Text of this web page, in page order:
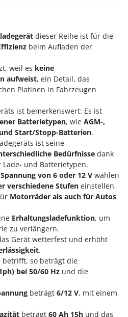
für Traktoren
und Baumschnitt
dieser Reihe ist für die
beim Aufladen der
weil es keine
aufweist, ein Detail, das
Platinen in Fahrzeugen
ist bemerkenswert: Es ist
Batterietypen, wie AGM-,
und Start/Stopp-Batterien.
ist seine
Bedürfnisse dank
und Batterietypen.
Spannung von 6 oder 12 V wählen
verschiedene Stufen einstellen,
Motorräder als auch für Autos
Erhaltungsladefunktion, um
zu verlängern.
Gerät wetterfest und erhöht
.
betrifft, so beträgt die
bei 50/60 Hz und die
beträgt 6/12 V, mit einem
beträgt 60 Ah 15h und das